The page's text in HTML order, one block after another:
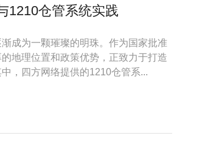
1210仓管系统实践
成为一颗璀璨的明珠。作为国家批准
地理位置和政策优势，正致力于打造
，四方网络提供的1210仓管系...